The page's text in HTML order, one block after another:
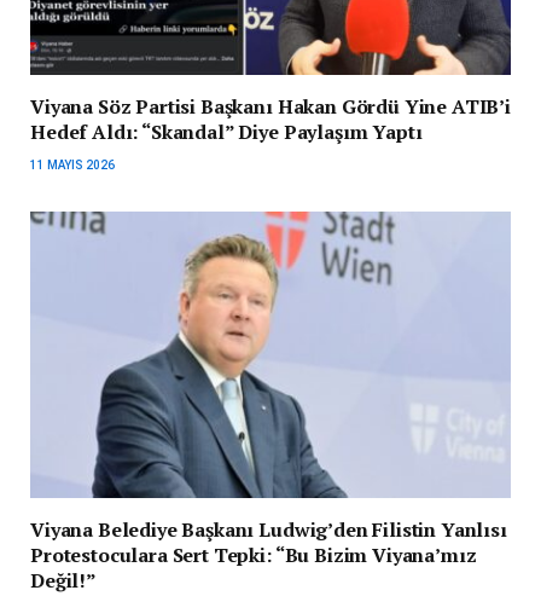
Viyana Söz Partisi Başkanı Hakan Gördü Yine ATIB’i
Hedef Aldı: “Skandal” Diye Paylaşım Yaptı
11 MAYIS 2026
Viyana Belediye Başkanı Ludwig’den Filistin Yanlısı
Protestoculara Sert Tepki: “Bu Bizim Viyana’mız
Değil!”